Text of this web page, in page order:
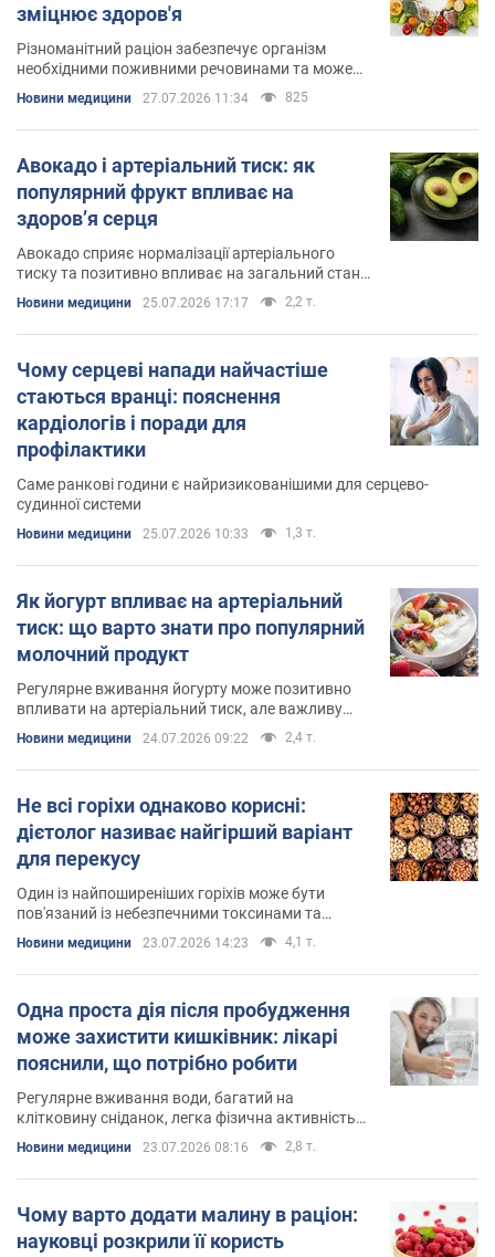
зміцнює здоров'я
Різноманітний раціон забезпечує організм
необхідними поживними речовинами та може
знизити ризик розвитку захворювань
Новини медицини 27.07.2026 11:34 825
Авокадо і артеріальний тиск: як
популярний фрукт впливає на
здоров’я серця
Авокадо сприяє нормалізації артеріального
тиску та позитивно впливає на загальний стан
Новини медицини 25.07.2026 17:17 2,2 т.
Чому серцеві напади найчастіше
стаються вранці: пояснення
кардіологів і поради для
профілактики
Саме ранкові години є найризикованішими для серцево-
судинної системи
Новини медицини 25.07.2026 10:33 1,3 т.
Як йогурт впливає на артеріальний
тиск: що варто знати про популярний
молочний продукт
Регулярне вживання йогурту може позитивно
впливати на артеріальний тиск, але важливу
Новини медицини 24.07.2026 09:22 2,4 т.
Не всі горіхи однаково корисні:
дієтолог називає найгірший варіант
для перекусу
Один із найпоширеніших горіхів може бути
пов'язаний із небезпечними токсинами та
Новини медицини 23.07.2026 14:23 4,1 т.
Одна проста дія після пробудження
може захистити кишківник: лікарі
пояснили, що потрібно робити
Регулярне вживання води, багатий на
клітковину сніданок, легка фізична активність
допомагають покращити травлення
Новини медицини 23.07.2026 08:16 2,8 т.
Чому варто додати малину в раціон:
науковці розкрили її користь